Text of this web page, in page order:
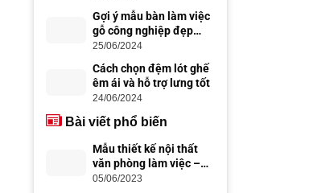
Gợi ý mẫu bàn làm việc
gỗ công nghiệp đẹp
hiện đại
25/06/2024
Cách chọn đệm lót ghế
êm ái và hỗ trợ lưng tốt
24/06/2024
Bài viết phổ biến
Mẫu thiết kế nội thất
văn phòng làm việc –
thiết kế văn phòng đẹp,
05/06/2023